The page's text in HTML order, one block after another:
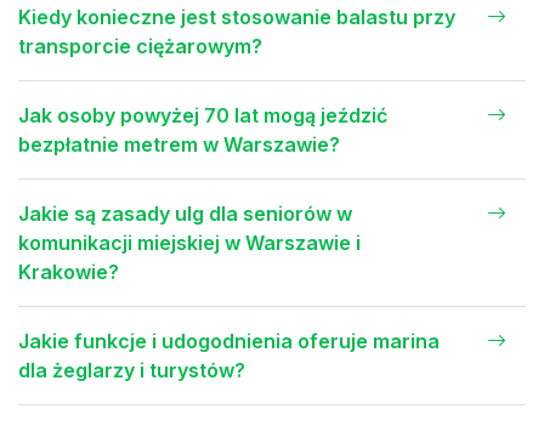
Kiedy konieczne jest stosowanie balastu przy
transporcie ciężarowym?
Jak osoby powyżej 70 lat mogą jeździć
bezpłatnie metrem w Warszawie?
Jakie są zasady ulg dla seniorów w
komunikacji miejskiej w Warszawie i
Krakowie?
Jakie funkcje i udogodnienia oferuje marina
dla żeglarzy i turystów?